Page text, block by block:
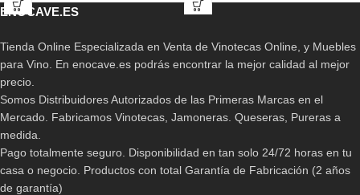
ENOCAVE.ES
Tienda Online Especializada en Venta de Vinotecas Online, y Muebles
para Vino. En enocave.es podrás encontrar la mejor calidad al mejor
precio.
Somos Distribuidores Autorizados de las Primeras Marcas en el
Mercado. Fabricamos Vinotecas, Jamoneras. Queseras, Pureras a
medida.
Pago totalmente seguro. Disponibilidad en tan solo 24/72 horas en tu
casa o negocio. Productos con total Garantía de Fabricación (2 años
de garantía)